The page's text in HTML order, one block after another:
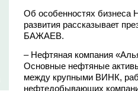
Об особенностях бизнеса
развития рассказывает
БАЖАЕВ.
– Нефтяная компания
Основные нефтяные
между крупными ВИНК,
нефтедобывающих